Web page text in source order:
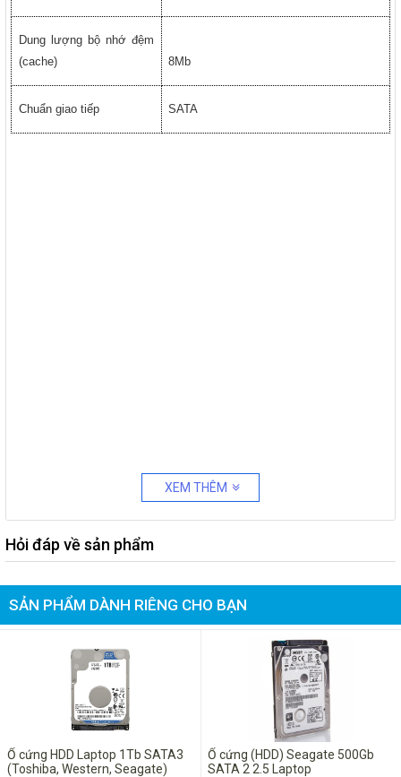
Dung lượng bộ nhớ đệm
(cache)
8Mb
Chuẩn giao tiếp SATA
XEM THÊM
Hỏi đáp về sản phẩm
SẢN PHẨM DÀNH RIÊNG CHO BẠN
Ổ cứng HDD Laptop 1Tb SATA3
(Toshiba, Western, Seagate)
Ổ cứng (HDD) Seagate 500Gb
SATA 2 2.5 Laptop